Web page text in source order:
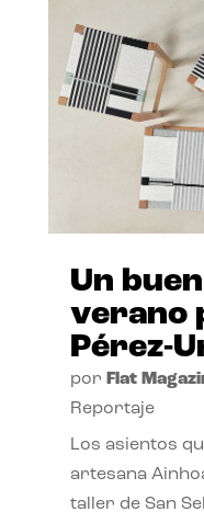
Un
verano
Pérez-
por Flat
Reportaje
Los asientos
artesana
taller de San